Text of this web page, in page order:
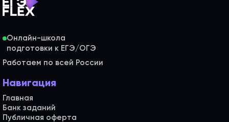
Онлайн-школа
Работаем по всей России
Навигация
Главная
Банк заданий
Публичная оферта